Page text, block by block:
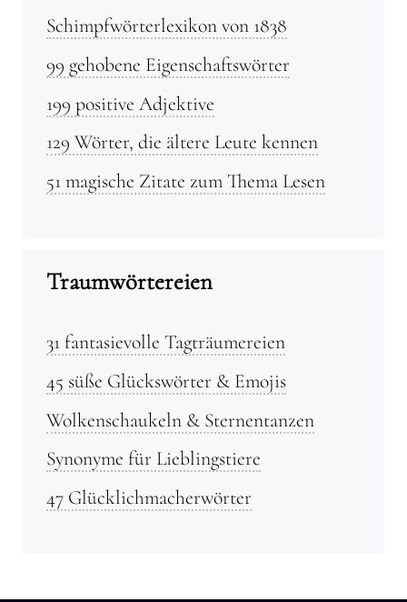
Schimpfwörterlexikon von 1838
99 gehobene Eigenschaftswörter
199 positive Adjektive
129 Wörter, die ältere Leute kennen
51 magische Zitate zum Thema Lesen
Traumwörtereien
31 fantasievolle Tagträumereien
45 süße Glückswörter & Emojis
Wolkenschaukeln & Sternentanzen
Synonyme für Lieblingstiere
47 Glücklichmacherwörter